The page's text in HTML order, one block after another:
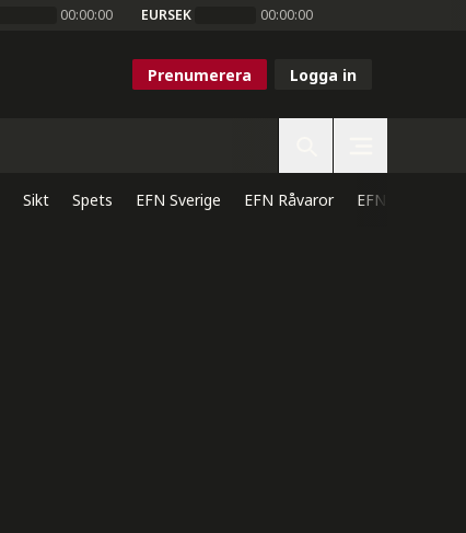
00:00:00 EURSEK 00:00:00
Prenumerera Logga in
Sikt Spets EFN Sverige EFN Råvaror EFN Direkt